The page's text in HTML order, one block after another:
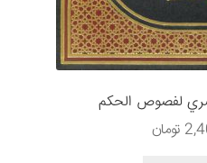
لفصوص الحکم
تومان